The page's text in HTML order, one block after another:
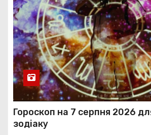
Гороскоп на 7 серпня 2026
зодіаку